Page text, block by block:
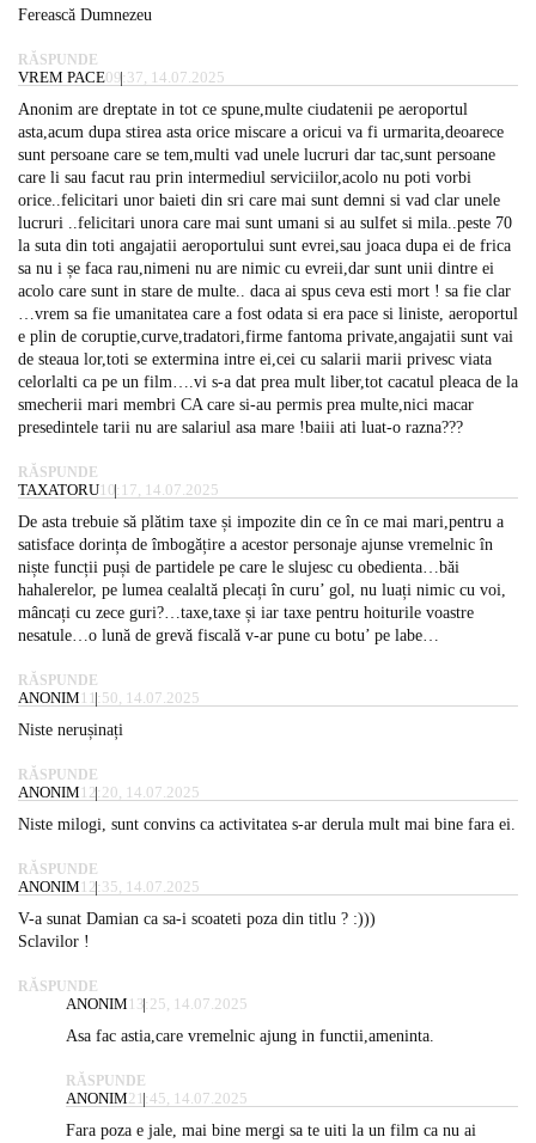
Ferească Dumnezeu
RĂSPUNDE
VREM PACE09:37, 14.07.2025
Anonim are dreptate in tot ce spune,multe ciudatenii pe aeroportul
asta,acum dupa stirea asta orice miscare a oricui va fi urmarita,deoarece
sunt persoane care se tem,multi vad unele lucruri dar tac,sunt persoane
care li sau facut rau prin intermediul serviciilor,acolo nu poti vorbi
orice..felicitari unor baieti din sri care mai sunt demni si vad clar unele
lucruri ..felicitari unora care mai sunt umani si au sulfet si mila..peste 70
la suta din toti angajatii aeroportului sunt evrei,sau joaca dupa ei de frica
sa nu i șe faca rau,nimeni nu are nimic cu evreii,dar sunt unii dintre ei
acolo care sunt in stare de multe.. daca ai spus ceva esti mort ! sa fie clar
…vrem sa fie umanitatea care a fost odata si era pace si liniste, aeroportul
e plin de coruptie,curve,tradatori,firme fantoma private,angajatii sunt vai
de steaua lor,toti se extermina intre ei,cei cu salarii marii privesc viata
celorlalti ca pe un film….vi s-a dat prea mult liber,tot cacatul pleaca de la
smecherii mari membri CA care si-au permis prea multe,nici macar
presedintele tarii nu are salariul asa mare !baiii ati luat-o razna???
RĂSPUNDE
TAXATORU10:17, 14.07.2025
De asta trebuie să plătim taxe și impozite din ce în ce mai mari,pentru a
satisface dorința de îmbogățire a acestor personaje ajunse vremelnic în
niște funcții puși de partidele pe care le slujesc cu obedienta…băi
hahalerelor, pe lumea cealaltă plecați în curu’ gol, nu luați nimic cu voi,
mâncați cu zece guri?…taxe,taxe și iar taxe pentru hoiturile voastre
nesatule…o lună de grevă fiscală v-ar pune cu botu’ pe labe…
RĂSPUNDE
ANONIM 11:50, 14.07.2025
Niste nerușinați
RĂSPUNDE
ANONIM 12:20, 14.07.2025
Niste milogi, sunt convins ca activitatea s-ar derula mult mai bine fara ei.
RĂSPUNDE
ANONIM 12:35, 14.07.2025
V-a sunat Damian ca sa-i scoateti poza din titlu ? :)))
Sclavilor !
RĂSPUNDE
ANONIM 13:25, 14.07.2025
Asa fac astia,care vremelnic ajung in functii,ameninta.
RĂSPUNDE
ANONIM21:45, 14.07.2025
Fara poza e jale, mai bine mergi sa te uiti la un film ca nu ai